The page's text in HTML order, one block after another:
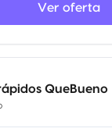
Ver oferta
QueBueno